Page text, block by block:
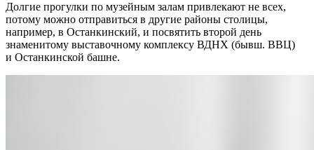
Долгие прогулки по музейным залам привлекают не всех,
потому можно отправиться в другие районы столицы,
например, в Останкинский, и посвятить второй день
знаменитому выставочному комплексу ВДНХ (бывш. ВВЦ)
и Останкинской башне.